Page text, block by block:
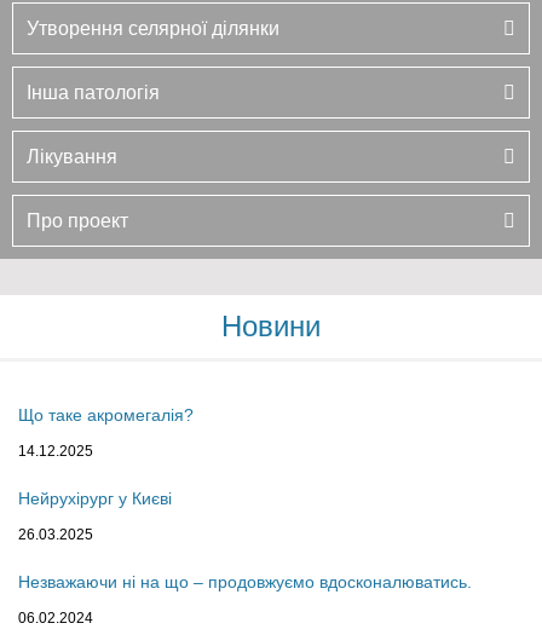
Утворення селярної ділянки
Інша патологія
Лікування
Про проект
Новини
Що таке акромегалія?
14.12.2025
Нейрухірург у Києві
26.03.2025
Незважаючи ні на що – продовжуємо вдосконалюватись.
06.02.2024